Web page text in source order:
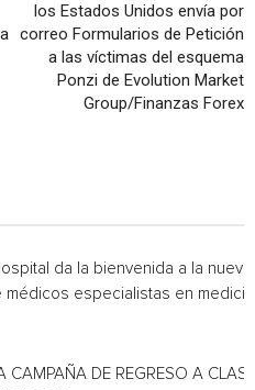
los Estados Unidos envía por
correo Formularios de Petición
a las víctimas del esquema
Ponzi de Evolution Market
Group/Finanzas Forex
da la bienvenida a la nueva
médicos especialistas en
CAMPAÑA DE REGRESO A